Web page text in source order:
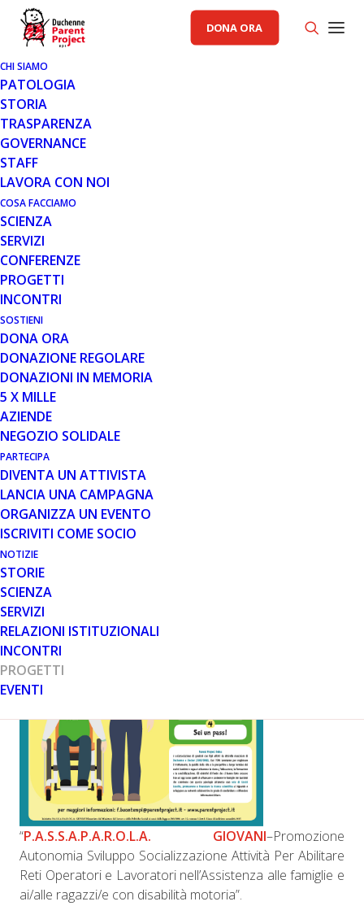
DONA ORA
CHI SIAMO
PATOLOGIA
STORIA
TRASPARENZA
GOVERNANCE
STAFF
LAVORA CON NOI
COSA FACCIAMO
SCIENZA
SERVIZI
CONFERENZE
PROGETTI
INCONTRI
SOSTIENI
DONA ORA
DONAZIONE REGOLARE
DONAZIONI IN MEMORIA
5 X MILLE
AZIENDE
NEGOZIO SOLIDALE
PARTECIPA
DIVENTA UN ATTIVISTA
LANCIA UNA CAMPAGNA
ORGANIZZA UN EVENTO
ISCRIVITI COME SOCIO
NOTIZIE
STORIE
SCIENZA
SERVIZI
RELAZIONI ISTITUZIONALI
INCONTRI
PROGETTI
EVENTI
GENERALE,PRIMO PIANO PP
23 NOV 2016
AL VIA IL PROGETTO
P.A.S.S.A.P.A.R.O.L.A. DI PARENT
PROJECT ONLUS
Un percorso formativo per la figura del P.A.S.S.,
operatore specifico per i giovani con distrofia muscolare
“P.A.S.S.A.P.A.R.O.L.A. GIOVANI–Promozione
Autonomia Sviluppo Socializzazione Attività Per Abilitare
Reti Operatori e Lavoratori nell’Assistenza alle famiglie e
ai/alle ragazzi/e con disabilità motoria”.